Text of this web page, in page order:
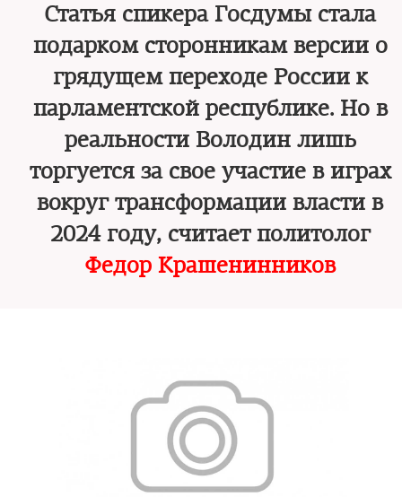
Статья спикера Госдумы стала
подарком сторонникам версии о
грядущем переходе России к
парламентской республике. Но в
реальности Володин лишь
торгуется за свое участие в играх
вокруг трансформации власти в
2024 году, считает политолог
Федор Крашенинников